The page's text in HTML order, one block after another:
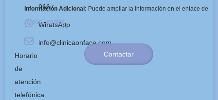
966
WhatsApp
info@clinicaonface.com
Horario
de
atención
telefónica
Información Adicional: Puede ampliar la información en el enlace de
Avisos Legales.
Contactar